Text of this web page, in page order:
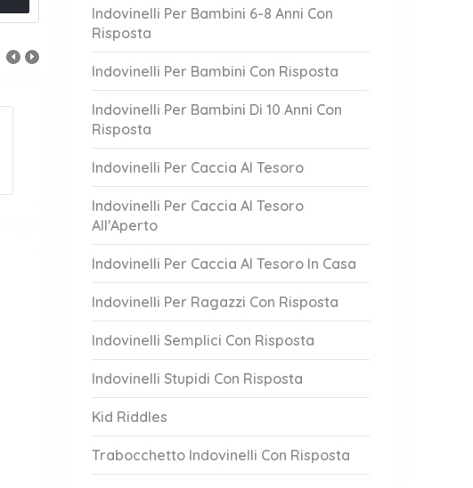
Non Lascia Mai
October 20, 2023 1 Answer
Indovinelli Per Bambini 6-8 Anni Con
Risposta
Indovinelli Per Bambini Con Risposta
Indovinelli Per Bambini Di 10 Anni Con
Risposta
Indovinelli Per Caccia Al Tesoro
Indovinelli Per Caccia Al Tesoro
All'Aperto
Indovinelli Per Caccia Al Tesoro In Casa
Indovinelli Per Ragazzi Con Risposta
Indovinelli Semplici Con Risposta
Indovinelli Stupidi Con Risposta
Kid Riddles
Trabocchetto Indovinelli Con Risposta